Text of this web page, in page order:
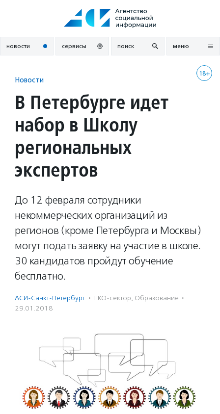
новости сервисы поиск меню
18+
Новости
В Петербурге идет
набор в Школу
региональных
экспертов
До 12 февраля сотрудники
некоммерческих организаций из
регионов (кроме Петербурга и Москвы)
могут подать заявку на участие в школе.
30 кандидатов пройдут обучение
бесплатно.
АСИ-Санкт-Петербург · НКО-сектор, Образование ·
29.01.2018